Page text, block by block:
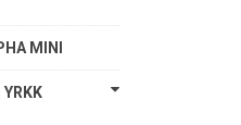
MINI